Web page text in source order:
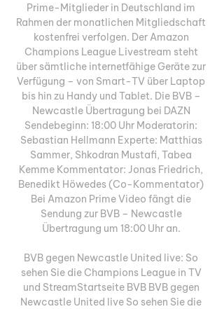
Prime-Mitglieder in Deutschland im
Rahmen der monatlichen Mitgliedschaft
kostenfrei verfolgen. Der Amazon
Champions League Livestream steht
über sämtliche internetfähige Geräte zur
Verfügung – von Smart-TV über Laptop
bis hin zu Handy und Tablet. Die BVB –
Newcastle Übertragung bei DAZN
Sendebeginn: 18:00 Uhr Moderatorin:
Sebastian Hellmann Experte: Matthias
Sammer, Shkodran Mustafi, Tabea
Kemme Kommentator: Jonas Friedrich,
Benedikt Höwedes (Co-Kommentator)
Bei Amazon Prime Video fängt die
Sendung zur BVB – Newcastle
Übertragung um 18:00 Uhr an.
BVB gegen Newcastle United live: So
sehen Sie die Champions League in TV
und StreamStartseite BVB BVB gegen
Newcastle United live So sehen Sie die